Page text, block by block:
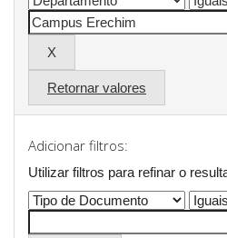
Retornar valores
Adicionar filtros:
Utilizar filtros para refinar o